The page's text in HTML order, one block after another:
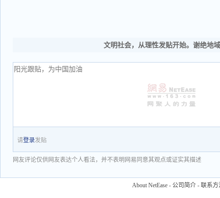
文明社会，从理性发贴开始。谢绝地
请登录发贴
网友评论仅供网友表达个人看法，并不表明网易同意其观点或证实其描述
About NetEase - 公司简介 - 联系方